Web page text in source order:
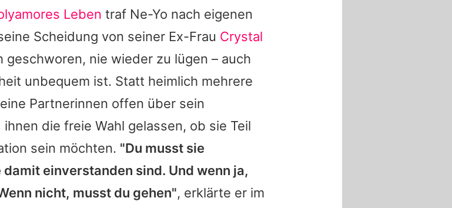
Leben traf Ne-Yo nach eigenen
Scheidung von seiner Ex-Frau Crystal
geschworen, nie wieder zu lügen – auch
unbequem ist. Statt heimlich mehrere
Partnerinnen offen über sein
die freie Wahl gelassen, ob sie Teil
sein möchten. "Du musst sie
einverstanden sind. Und wenn ja,
nicht, musst du gehen", erklärte er im